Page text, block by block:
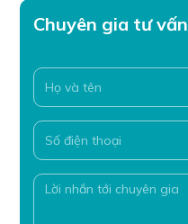
Chuyên gia tư vấn